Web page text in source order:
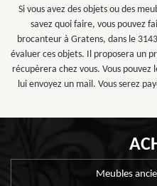
Si vous avez des objets ou des
savez quoi faire, vous pouvez
brocanteur à Gratens, dans le
évaluer ces objets. Il proposera un
récupèrera chez vous. Vous
lui envoyez un mail. Vous serez
Meubles